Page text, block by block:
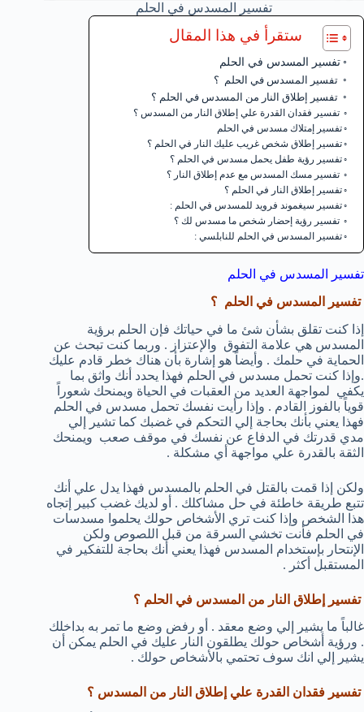
تفسير المسدس في الحلم
ستقرأ في هذا المقال
تفسير المسدس في الحلم
تفسير المسدس في الحلم ؟
تفسير إطلاق النار من المسدس في الحلم ؟
تفسير فقدان القدرة علي إطلاق النار من المسدس ؟
تفسير إمتلاك مسدس في الحلم
تفسير إطلاق شخص غريب عليك النار في الحلم ؟
تفسير رؤية طفل يحمل مسدس في الحلم ؟
تفسير مسك المسدس مع عدم إطلاق النار ؟
تفسير إطلاق النار في الحلم ؟
تفسير سيغموند فرويد للمسدس في الحلم :
تفسير رؤية إحضار شخص ما مسدس لك ؟
تفسير المسدس في الحلم للنابلسي :
تفسير المسدس في الحلم
تفسير المسدس في الحلم ؟
إذا كنت تقلق بشأن شئ ما في حياتك فإن الحلم برؤية
المسدس هي علامة التفوق والإعتزاز . وربما كنت تبحث عن
الحماية في حلمك . وأيضاً هو إشارة بأن هناك خطر قادم عليك
.وإذا كنت تحمل مسدس في الحلم فهذا يحدد أنك واثق بما
يكفي لمواجهة العديد من العقبات في الحياة ويمنحك شعوراً
قوياً بالفوز القادم . وإذا رأيت نفسك تحمل مسدس في الحلم
فهذا يعني بأنك بحاجة إلي التحكم في غضبك كما تشير إلي
مدي قدرتك في الدفاع عن نفسك في موقف صعب ويمنحك
الثقة بالقدرة علي مواجهة أي مشكلة .
ولكن إذا قمت بالقتل في الحلم بالمسدس فهذا يدل علي أنك
تتبع طريقة خاطئة في حل مشاكلك . أو لديك غضب كبير إتجاه
هذا الشخص وإذا كنت تري الأشخاص حولك يحلموا مسدسات
في الحلم فأنت تخشي السرقة من قبل اللصوص ولكن
الإنتحار بإستخدام المسدس فهذا يعني أنك بحاجة للتفكير في
المستقبل أكثر .
تفسير إطلاق النار من المسدس في الحلم ؟
غالباً ما يشير إلي وضع معقد . أو رفض وضع ما تمر به بداخلك
. ورؤية أشخاص حولك يطلقون النار عليك في الحلم يمكن أن
يشير إلي انك سوف تحتمي بالأشخاص حولك .
تفسير فقدان القدرة علي إطلاق النار من المسدس ؟